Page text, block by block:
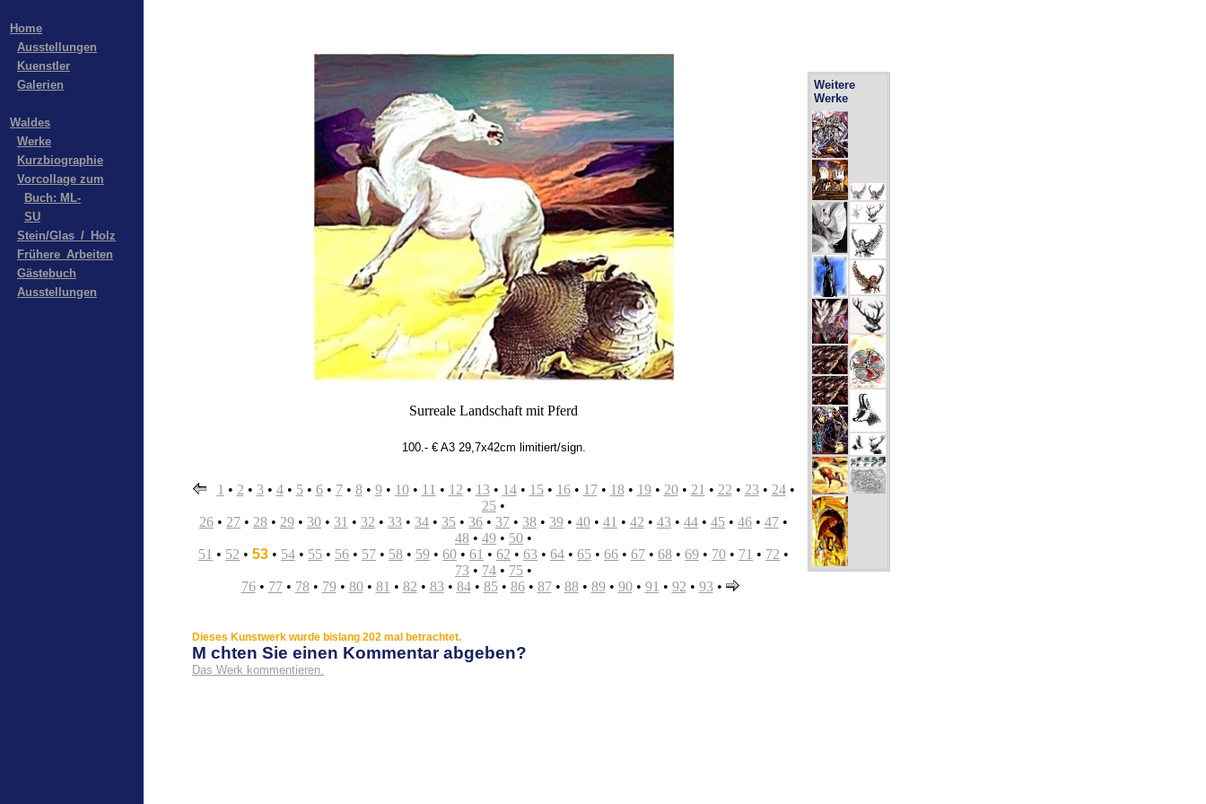
Home
Ausstellungen
Kuenstler
Galerien
Waldes
Werke
Kurzbiographie
Vorcollage zum
Buch: ML-
SU
Stein/Glas_/_Holz
Frühere_Arbeiten
Gästebuch
Ausstellungen
Surreale Landschaft mit Pferd
100.- € A3 29,7x42cm limitiert/sign.
1 • 2 • 3• 4• 5• 6• 7• 8• 9• 10• 11 • 12 • 13• 14• 15• 16• 17• 18• 19• 20• 21 • 22 • 23• 24•
25 •
26 • 27 • 28 • 29 • 30 • 31 • 32 • 33 • 34 • 35 • 36 • 37 • 38 • 39 • 40 • 41 • 42 • 43 • 44 • 45 • 46 • 47 •
48 • 49 • 50 •
51 • 52 • 53 • 54 • 55 • 56 • 57 • 58 • 59 • 60 • 61 • 62 • 63 • 64 • 65 • 66 • 67 • 68 • 69 • 70 • 71 • 72 •
73 • 74 • 75 •
76• 77• 78• 79• 80• 81 • 82 • 83• 84• 85• 86• 87• 88• 89• 90• 91 • 92 • 93•
Weitere
Werke
Dieses Kunstwerk wurde bislang 202 mal betrachtet.
M chten Sie einen Kommentar abgeben?
Das Werk kommentieren.